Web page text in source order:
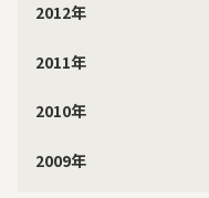
2012年
2011年
2010年
2009年